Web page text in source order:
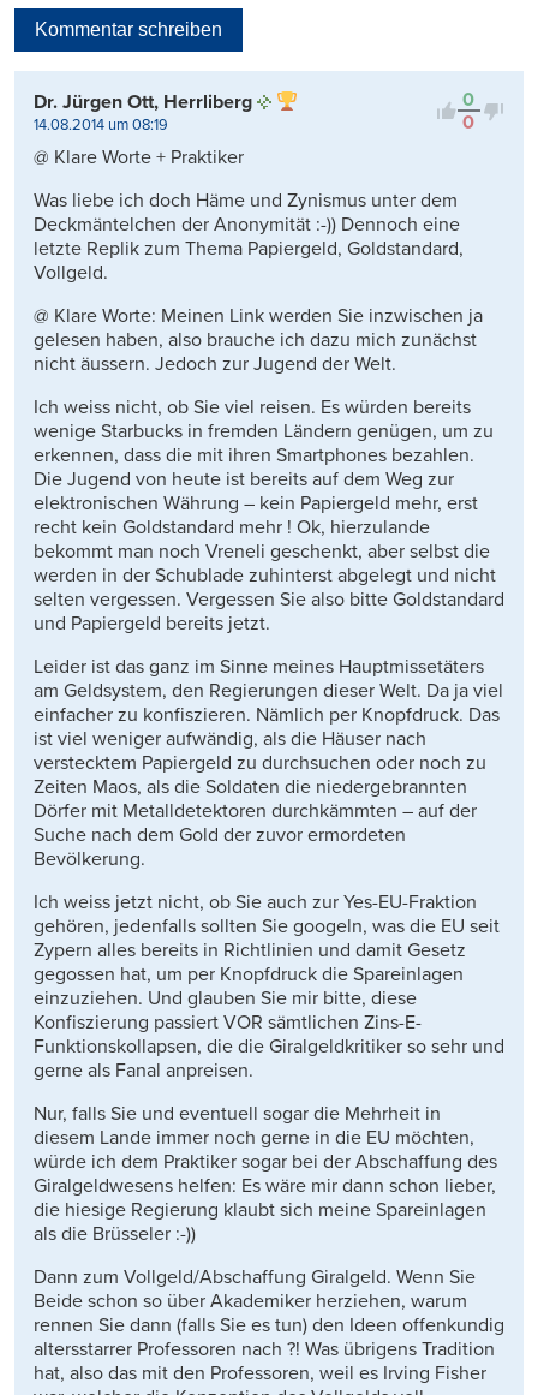
Kontrovers
Kommentar schreiben
0
0
Dr. Jürgen Ott, Herrliberg
14.08.2014 um 08:19
@ Klare Worte + Praktiker
Was liebe ich doch Häme und Zynismus unter dem
Deckmäntelchen der Anonymität :-)) Dennoch eine
letzte Replik zum Thema Papiergeld, Goldstandard,
Vollgeld.
@ Klare Worte: Meinen Link werden Sie inzwischen ja
gelesen haben, also brauche ich dazu mich zunächst
nicht äussern. Jedoch zur Jugend der Welt.
Ich weiss nicht, ob Sie viel reisen. Es würden bereits
wenige Starbucks in fremden Ländern genügen, um zu
erkennen, dass die mit ihren Smartphones bezahlen.
Die Jugend von heute ist bereits auf dem Weg zur
elektronischen Währung – kein Papiergeld mehr, erst
recht kein Goldstandard mehr ! Ok, hierzulande
bekommt man noch Vreneli geschenkt, aber selbst die
werden in der Schublade zuhinterst abgelegt und nicht
selten vergessen. Vergessen Sie also bitte Goldstandard
und Papiergeld bereits jetzt.
Leider ist das ganz im Sinne meines Hauptmissetäters
am Geldsystem, den Regierungen dieser Welt. Da ja viel
einfacher zu konfiszieren. Nämlich per Knopfdruck. Das
ist viel weniger aufwändig, als die Häuser nach
verstecktem Papiergeld zu durchsuchen oder noch zu
Zeiten Maos, als die Soldaten die niedergebrannten
Dörfer mit Metalldetektoren durchkämmten – auf der
Suche nach dem Gold der zuvor ermordeten
Bevölkerung.
Ich weiss jetzt nicht, ob Sie auch zur Yes-EU-Fraktion
gehören, jedenfalls sollten Sie googeln, was die EU seit
Zypern alles bereits in Richtlinien und damit Gesetz
gegossen hat, um per Knopfdruck die Spareinlagen
einzuziehen. Und glauben Sie mir bitte, diese
Konfiszierung passiert VOR sämtlichen Zins-E-
Funktionskollapsen, die die Giralgeldkritiker so sehr und
gerne als Fanal anpreisen.
Nur, falls Sie und eventuell sogar die Mehrheit in
diesem Lande immer noch gerne in die EU möchten,
würde ich dem Praktiker sogar bei der Abschaffung des
Giralgeldwesens helfen: Es wäre mir dann schon lieber,
die hiesige Regierung klaubt sich meine Spareinlagen
als die Brüsseler :-))
Dann zum Vollgeld/Abschaffung Giralgeld. Wenn Sie
Beide schon so über Akademiker herziehen, warum
rennen Sie dann (falls Sie es tun) den Ideen offenkundig
altersstarrer Professoren nach ?! Was übrigens Tradition
hat, also das mit den Professoren, weil es Irving Fisher